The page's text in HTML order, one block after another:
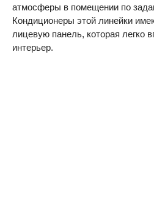
атмосферы в помещении по
Кондиционеры этой линейки
лицевую панель, которая легко
интерьер.